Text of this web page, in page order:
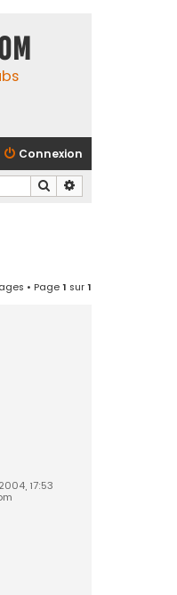
Connexion
Rechercher
• Page1 sur1
17:53